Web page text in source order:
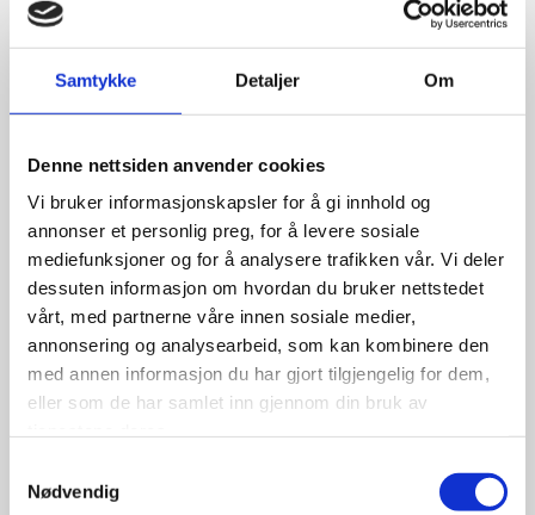
Samtykke Detaljer Om
Denne nettsiden anvender cookies
Vi bruker informasjonskapsler for å gi innhold og
annonser et personlig preg, for å levere sosiale
mediefunksjoner og for å analysere trafikken vår. Vi deler
dessuten informasjon om hvordan du bruker nettstedet
vårt, med partnerne våre innen sosiale medier,
annonsering og analysearbeid, som kan kombinere den
med annen informasjon du har gjort tilgjengelig for dem,
eller som de har samlet inn gjennom din bruk av
Nødvendig
25/04/2023av KRGJ
NYTT EDELT METALL TIL FURUSET!
I helgen stilte Furuset sitt Ultimate Frisbeelag, Brickers,
med 13 spillere på årets norgesmesterskap i innendørs
Laget kjempet hardt, trosset skade og sykdom og